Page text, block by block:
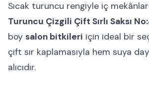
Sıcak turuncu rengiyle iç
Turuncu Çizgili Çift Sırlı Saksı
boy salon bitkileri için ideal bir
çift sır kaplamasıyla hem suya
alıcıdır.